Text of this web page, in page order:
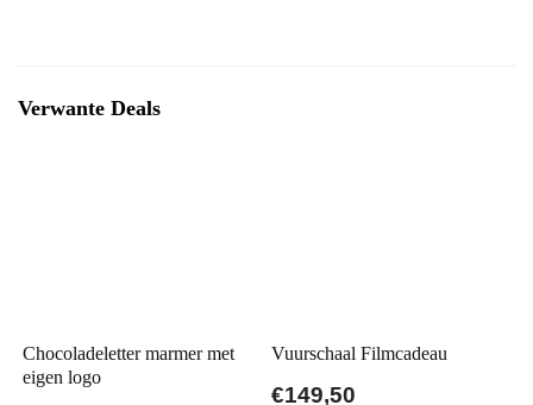
Verwante Deals
Chocoladeletter marmer met
eigen logo
Vuurschaal Filmcadeau
€149,50